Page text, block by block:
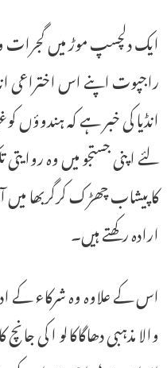
ایک دلچسپ موڑ میں
راجپوت اپنے اس اختراعی
انڈیا کی خبر ہے کہ ہندوؤں
لئے اپنی جستجو میں وہ
کاپیشاب چھڑک کرگربھا
ارادہ رکھتے ہیں۔
اس کے علاوہ وہ شرکاء کے
والا مذہبی دھاگاکالو ا کی